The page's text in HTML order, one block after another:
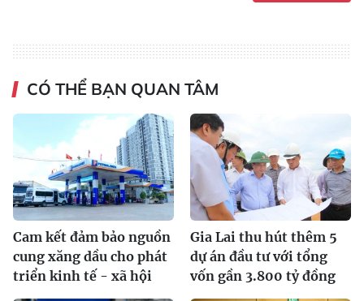
CÓ THỂ BẠN QUAN TÂM
Cam kết đảm bảo nguồn
cung xăng dầu cho phát
triển kinh tế - xã hội
Gia Lai thu hút thêm 5
dự án đầu tư với tổng
vốn gần 3.800 tỷ đồng